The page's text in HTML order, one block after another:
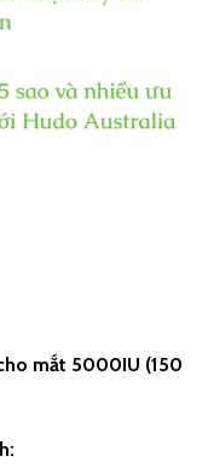
mắt 5000IU (150